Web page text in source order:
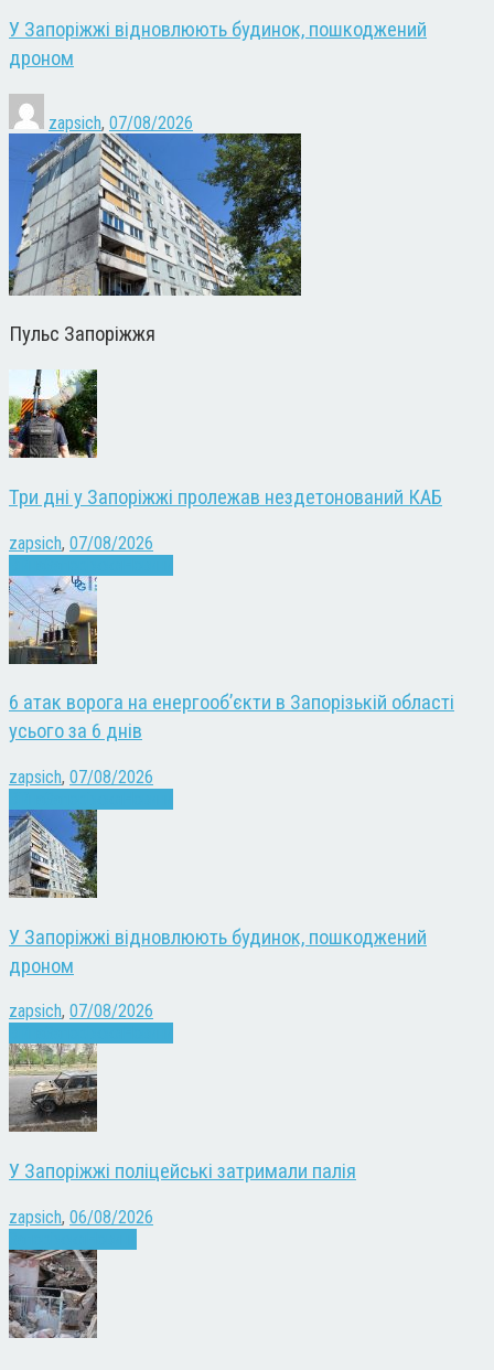
У Запоріжжі відновлюють будинок, пошкоджений
дроном
zapsich, 07/08/2026
Пульс Запоріжжя
Три дні у Запоріжжі пролежав нездетонований КАБ
zapsich, 07/08/2026
6 атак ворога на енергооб’єкти в Запорізькій області
усього за 6 днів
zapsich, 07/08/2026
У Запоріжжі відновлюють будинок, пошкоджений
дроном
zapsich, 07/08/2026
У Запоріжжі поліцейські затримали палія
zapsich, 06/08/2026